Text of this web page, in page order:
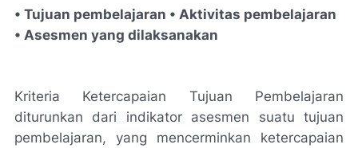
• Tujuan pembelajaran • Aktivitas pembelajaran
• Asesmen yang dilaksanakan
Kriteria Ketercapaian Tujuan Pembelajaran
diturunkan dari indikator asesmen suatu tujuan
pembelajaran, yang mencerminkan ketercapaian